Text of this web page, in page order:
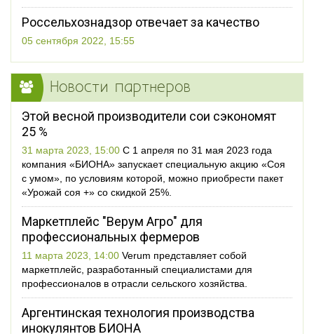
Россельхознадзор отвечает за качество
05 сентября 2022, 15:55
Новости партнеров
Этой весной производители сои сэкономят
25 %
31 марта 2023, 15:00 С 1 апреля по 31 мая 2023 года
компания «БИОНА» запускает специальную акцию «Соя
с умом», по условиям которой, можно приобрести пакет
«Урожай соя +» со скидкой 25%.
Маркетплейс "Верум Агро" для
профессиональных фермеров
11 марта 2023, 14:00 Verum представляет собой
маркетплейс, разработанный специалистами для
профессионалов в отрасли сельского хозяйства.
Аргентинская технология производства
инокулянтов БИОНА